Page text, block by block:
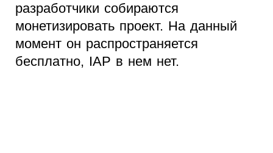
разработчики собираются
монетизировать проект. На данный
момент он распространяется
бесплатно, IAP в нем нет.